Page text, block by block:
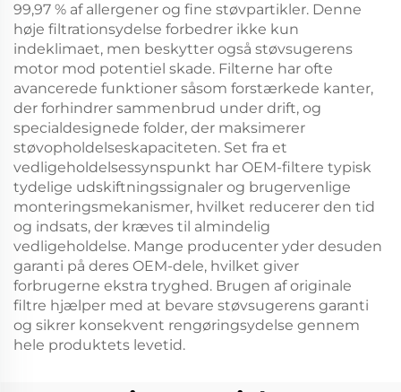
99,97 % af allergener og fine støvpartikler. Denne
høje filtrationsydelse forbedrer ikke kun
indeklimaet, men beskytter også støvsugerens
motor mod potentiel skade. Filterne har ofte
avancerede funktioner såsom forstærkede kanter,
der forhindrer sammenbrud under drift, og
specialdesignede folder, der maksimerer
støvopholdelseskapaciteten. Set fra et
vedligeholdelsessynspunkt har OEM-filtere typisk
tydelige udskiftningssignaler og brugervenlige
monteringsmekanismer, hvilket reducerer den tid
og indsats, der kræves til almindelig
vedligeholdelse. Mange producenter yder desuden
garanti på deres OEM-dele, hvilket giver
forbrugerne ekstra tryghed. Brugen af originale
filtre hjælper med at bevare støvsugerens garanti
og sikrer konsekvent rengøringsydelse gennem
hele produktets levetid.